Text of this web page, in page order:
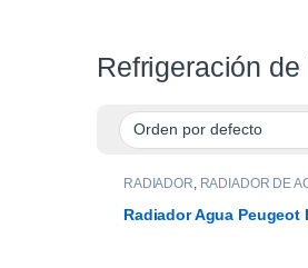
Refrigeración de
RADIADOR, RADIADOR DE
Radiador Agua Peugeot